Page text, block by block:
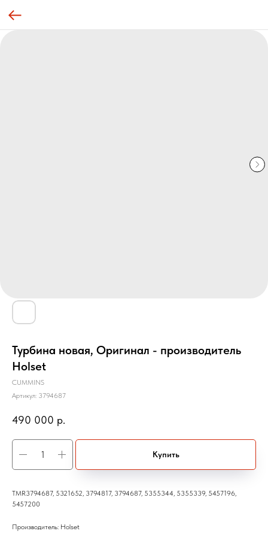
Турбина новая, Оригинал - производитель
Holset
CUMMINS
Артикул: 3794687
490 000 р.
Купить
TMR3794687, 5321652, 3794817, 3794687, 5355344, 5355339, 5457196,
5457200
Производитель: Holset